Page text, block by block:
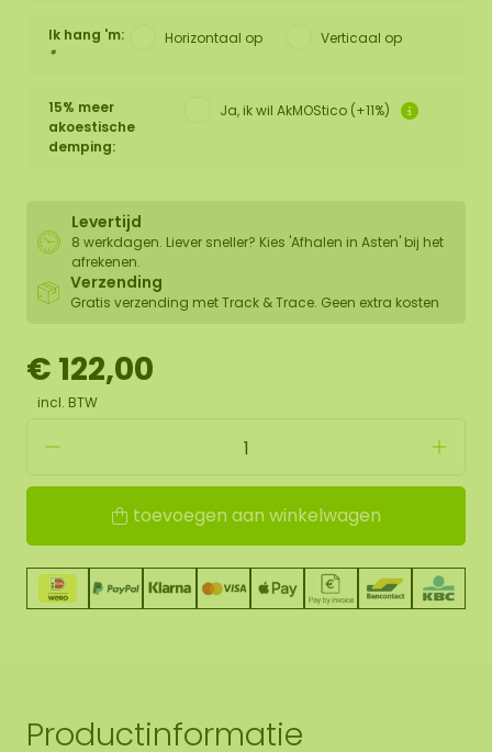
Ik hang 'm:
*
Horizontaal op Verticaal op
15% meer
akoestische
demping:
Ja, ik wil AkMOStico (+11%)
Levertijd
8 werkdagen. Liever sneller? Kies 'Afhalen in Asten' bij het
afrekenen.
Verzending
Gratis verzending met Track & Trace. Geen extra kosten
€ 122,00
incl. BTW
toevoegen aan winkelwagen
Productinformatie